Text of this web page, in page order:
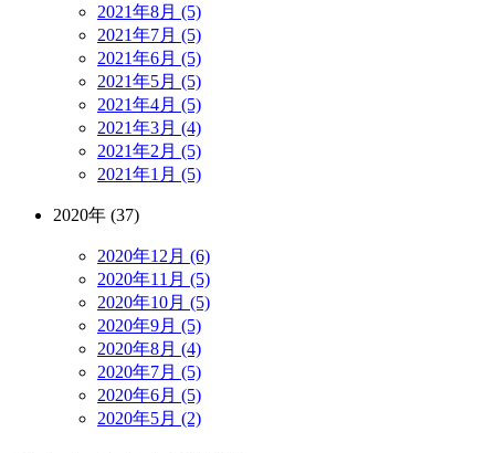
2021年8月 (5)
2021年7月 (5)
2021年6月 (5)
2021年5月 (5)
2021年4月 (5)
2021年3月 (4)
2021年2月 (5)
2021年1月 (5)
2020年 (37)
2020年12月 (6)
2020年11月 (5)
2020年10月 (5)
2020年9月 (5)
2020年8月 (4)
2020年7月 (5)
2020年6月 (5)
2020年5月 (2)